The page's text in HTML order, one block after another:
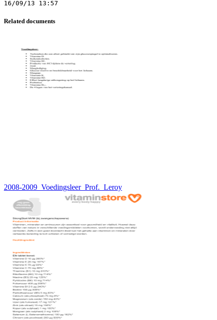
Related documents
2008-2009_Voedingsleer_Prof._Leroy